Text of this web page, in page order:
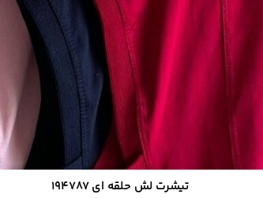
تیشرت لش حلقه ای ۱۹۴۷۸۷